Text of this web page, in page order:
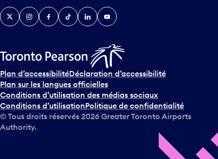
TwitterInstagramFacebook
TikTokLinkedInYouTube
Plan d’accessibilitéDéclaration d’accessibilité
Plan sur les langues officielles
Conditions d’utilisation des médias sociaux
Conditions d’utilisationPolitique de confidentialité
© Tous droits réservés 2026 Greater Toronto Airports
Authority.